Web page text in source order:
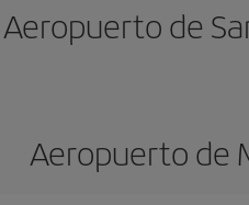
Aeropuerto de
Aeropuerto de